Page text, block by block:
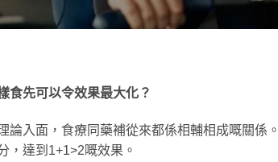
食先可以令效果最大化？
入面，食療同藥補從來都係相輔相成嘅關係
，達到1+1>2嘅效果。